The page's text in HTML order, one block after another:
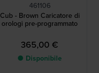
461106
Cub - Brown Caricatore di
orologi pre-programmato
365,00 €
● Disponibile